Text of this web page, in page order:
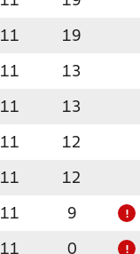
11 19
11 13
11 13
11 12
11 12
11 9 !
11 0 !